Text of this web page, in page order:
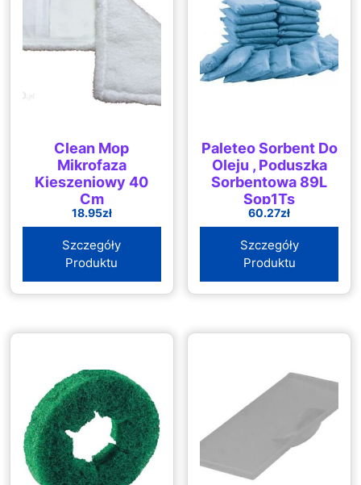
Clean Mop
Mikrofaza
Kieszeniowy 40
Cm
18.95zł
Szczegóły
Produktu
Paleteo Sorbent Do
Oleju , Poduszka
Sorbentowa 89L
Sop1Ts
60.27zł
Szczegóły
Produktu